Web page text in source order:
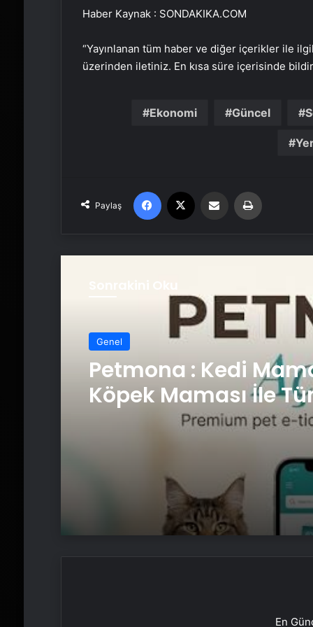
Haber Kaynak : SONDAKIKA.COM
“Yayınlanan tüm haber ve diğer içerikler ile
üzerinden iletiniz. En kısa süre içerisinde
Ekonomi Güncel
Paylaş
Facebook Email'den paylaş
Genel
Petmona : Kedi
Köpek Maması İle
Hayvan Ürünleri
En